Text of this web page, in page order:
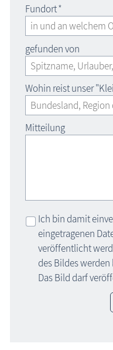
Fundort*
gefunden von
Wohin reist unser
Mitteilung
Ich bin damit
eingetragenen
veröffentlicht
des Bildes
Das Bild darf